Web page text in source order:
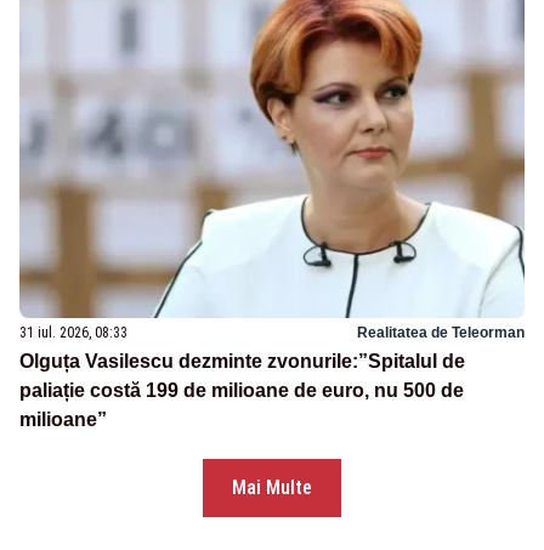
31 iul. 2026, 08:33 Realitatea de Teleorman
Olguța Vasilescu dezminte zvonurile:”Spitalul de
paliație costă 199 de milioane de euro, nu 500 de
milioane”
Mai Multe